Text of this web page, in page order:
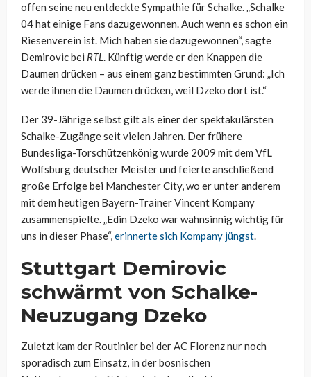
offen seine neu entdeckte Sympathie für Schalke. „Schalke
04 hat einige Fans dazugewonnen. Auch wenn es schon ein
Riesenverein ist. Mich haben sie dazugewonnen“, sagte
Demirovic bei RTL. Künftig werde er den Knappen die
Daumen drücken – aus einem ganz bestimmten Grund: „Ich
werde ihnen die Daumen drücken, weil Dzeko dort ist.“
Der 39-Jährige selbst gilt als einer der spektakulärsten
Schalke-Zugänge seit vielen Jahren. Der frühere
Bundesliga-Torschützenkönig wurde 2009 mit dem VfL
Wolfsburg deutscher Meister und feierte anschließend
große Erfolge bei Manchester City, wo er unter anderem
mit dem heutigen Bayern-Trainer Vincent Kompany
zusammenspielte. „Edin Dzeko war wahnsinnig wichtig für
uns in dieser Phase“,erinnerte sich Kompany jüngst.
Stuttgart Demirovic
schwärmt von Schalke-
Neuzugang Dzeko
Zuletzt kam der Routinier bei der AC Florenz nur noch
sporadisch zum Einsatz, in der bosnischen